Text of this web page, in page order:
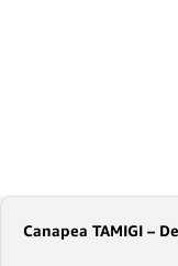
Canapea TAMIGI –